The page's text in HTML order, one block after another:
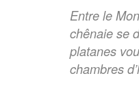
Entre le
chênaie se
platanes
chambres